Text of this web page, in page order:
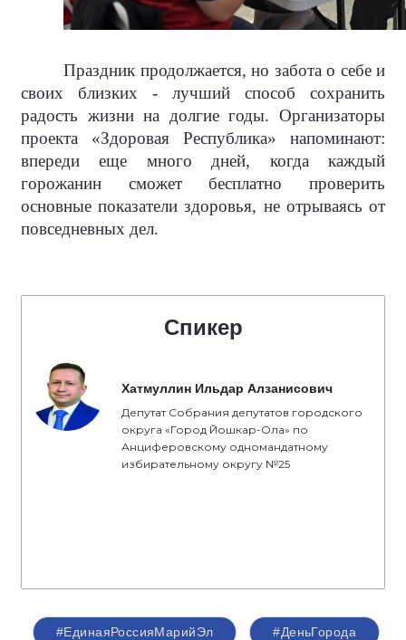
Праздник продолжается, но забота о себе и
своих близких - лучший способ сохранить
радость жизни на долгие годы. Организаторы
проекта «Здоровая Республика» напоминают:
впереди еще много дней, когда каждый
горожанин сможет бесплатно проверить
основные показатели здоровья, не отрываясь от
повседневных дел.
Спикер
Хатмуллин Ильдар Алзанисович
Депутат Собрания депутатов городского
округа «Город Йошкар-Ола» по
Анциферовскому одномандатному
избирательному округу №25
#ЕдинаяРоссияМарийЭл #ДеньГорода